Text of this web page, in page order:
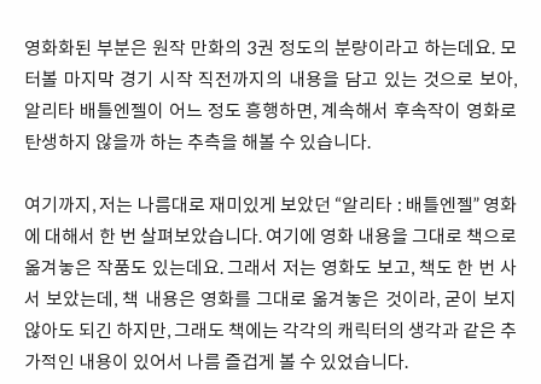
영화화된 부분은 원작 만화의 3권 정도의 분량이라고 하는데요. 모
터볼 마지막 경기 시작 직전까지의 내용을 담고 있는 것으로 보아,
알리타 배틀엔젤이 어느 정도 흥행하면, 계속해서 후속작이 영화로
탄생하지 않을까 하는 추측을 해볼 수 있습니다.
여기까지, 저는 나름대로 재미있게 보았던 “알리타 : 배틀엔젤” 영화
에 대해서 한 번 살펴보았습니다. 여기에 영화 내용을 그대로 책으로
옮겨놓은 작품도 있는데요. 그래서 저는 영화도 보고, 책도 한 번 사
서 보았는데, 책 내용은 영화를 그대로 옮겨놓은 것이라, 굳이 보지
않아도 되긴 하지만, 그래도 책에는 각각의 캐릭터의 생각과 같은 추
가적인 내용이 있어서 나름 즐겁게 볼 수 있었습니다.